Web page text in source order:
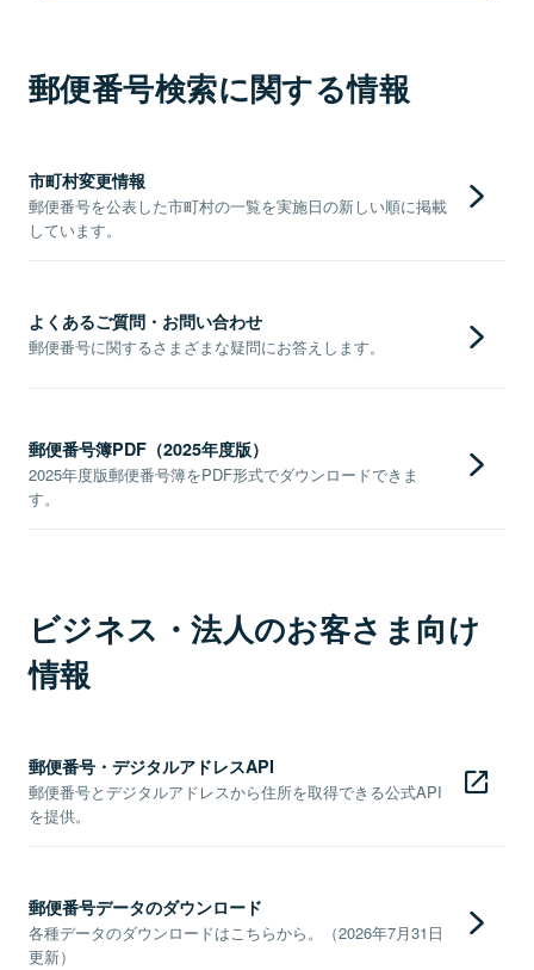
郵便番号検索に関する情報
市町村変更情報
郵便番号を公表した市町村の一覧を実施日の新しい順に掲載
しています。
よくあるご質問・お問い合わせ
郵便番号に関するさまざまな疑問にお答えします。
郵便番号簿PDF（2025年度版）
2025年度版郵便番号簿をPDF形式でダウンロードできま
す。
ビジネス・法人のお客さま向け
情報
郵便番号・デジタルアドレスAPI
郵便番号とデジタルアドレスから住所を取得できる公式API
を提供。
郵便番号データのダウンロード
各種データのダウンロードはこちらから。（2026年7月31日
更新）